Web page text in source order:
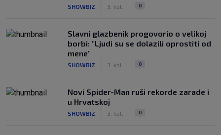
SHOWBIZ 3. kol. 0
Slavni glazbenik progovorio o velikoj
borbi: "Ljudi su se dolazili oprostiti od
mene"
SHOWBIZ 3. kol. 0
Novi Spider-Man ruši rekorde zarade i
u Hrvatskoj
SHOWBIZ 3. kol. 0